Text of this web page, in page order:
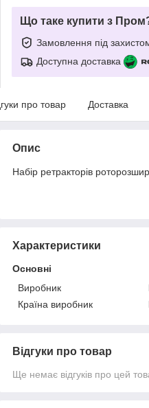
Що таке купити з
Замовлення під
Доступна доставка
про товар Доставка
Опис
Набір ретракторів
Характеристики
Основні
Виробник
Країна виробник
Відгуки про товар
Ще немає відгуків про цей